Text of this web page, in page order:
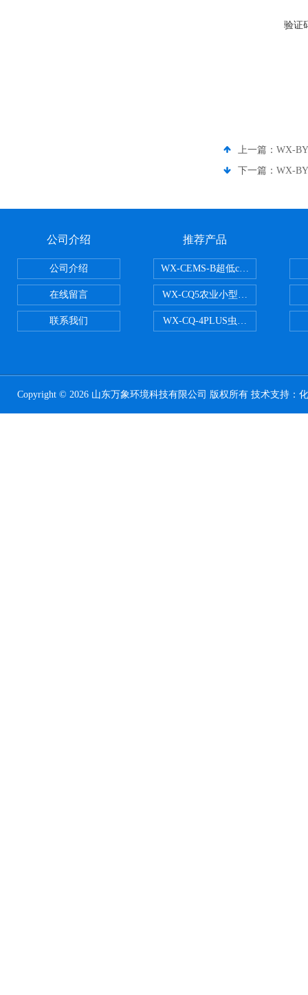
验证
上一篇： WX-
下一篇： WX-
公司介绍
公司介绍
在线留言
联系我们
推荐产品
WX-CEMS-B超低cems烟气监测系
WX-CQ5农业小型气象站
WX-CQ-4PLUS虫情测报灯
Copyright © 2026 山东万象环境科技有限公司 版权所有 技术支持：